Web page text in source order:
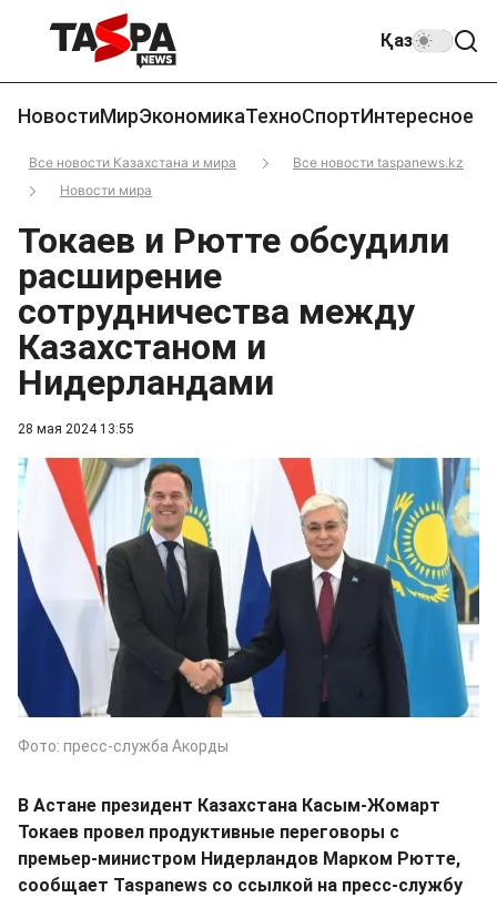
Қаз
НовостиМирЭкономикаТехноСпортИнтересное
Все новости Казахстана и мира
Все новости taspanews.kz
Новости мира
28 мая 2024 13:55
Токаев и Рютте обсудили
расширение
сотрудничества между
Казахстаном и
Нидерландами
Фото: пресс-служба Акорды
В Астане президент Казахстана Касым-Жомарт
Токаев провел продуктивные переговоры с
премьер-министром Нидерландов Марком Рютте,
сообщает Taspanews со ссылкой на пресс-службу